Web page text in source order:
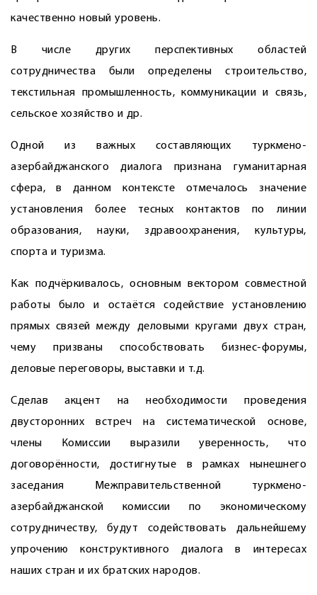
качественно новый уровень.
В числе других перспективных областей
сотрудничества были определены строительство,
текстильная промышленность, коммуникации и связь,
сельское хозяйство и др.
Одной из важных составляющих турк­мено-
азербайджанского диалога признана гуманитарная
сфера, в данном контексте отмечалось значение
установления более тесных контактов по линии
образования, науки, здравоохранения, культуры,
спорта и туризма.
Как подчёркивалось, основным вектором совместной
работы было и остаётся содействие установлению
прямых связей между деловыми кругами двух стран,
чему призваны способствовать бизнес-форумы,
деловые переговоры, выставки и т.д.
Сделав акцент на необходимости проведения
двусторонних встреч на систематической основе,
члены Комиссии выразили уверенность, что
договорённости, достигнутые в рамках нынешнего
заседания Межправительственной туркмено-
азербайджанской комиссии по экономическому
сотрудничеству, будут содействовать дальнейшему
упрочению конструктивного диалога в интересах
наших стран и их братских народов.